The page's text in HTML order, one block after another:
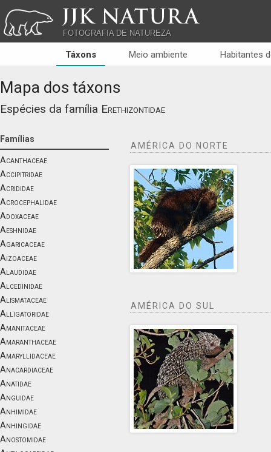
JJK NATURA
FOTOGRAFIA DE NATUREZA
Táxons Meio ambiente Habitantes
Mapa dos táxons
Espécies da família Erethizontidae
Famílias
Acanthaceae
Accipitridae
Acrididae
Acrocephalidae
Adoxaceae
Aeshnidae
Agaricaceae
Aizoaceae
Alaudidae
Alcedinidae
Alismataceae
Alligatoridae
Amanitaceae
Amaranthaceae
Amaryllidaceae
Anacardiaceae
Anatidae
Anguidae
Anhimidae
Anhingidae
Anostomidae
AMÉRICA DO NORTE
AMÉRICA DO SUL